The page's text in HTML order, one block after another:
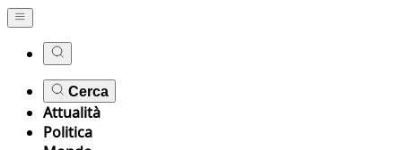
Cerca
Attualità
Politica